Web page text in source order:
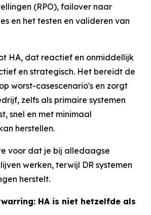
(RPO), failover naar
en het testen en valideren van
HA, dat reactief en onmiddellijk
en strategisch. Het bereidt de
worst-casescenario's en zorgt
zelfs als primaire systemen
snel en met minimaal
herstellen.
voor dat je bij alledaagse
werken, terwijl DR systemen
herstelt.
HA is niet hetzelfde als